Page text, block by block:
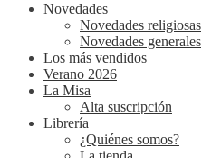
Novedades
Novedades religiosas
Novedades generales
Los más vendidos
Verano 2026
La Misa
Alta suscripción
Librería
¿Quiénes somos?